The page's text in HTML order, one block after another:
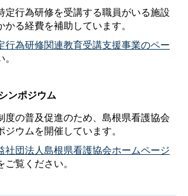
行為研修を受講する職員がいる施設
る経費を補助しています。
行為研修関連教育受講支援事業のペー
ンポジウム
の普及促進のため、島根県看護協会
ウムを開催しています。
社団法人島根県看護協会ホームページ
ご覧ください。